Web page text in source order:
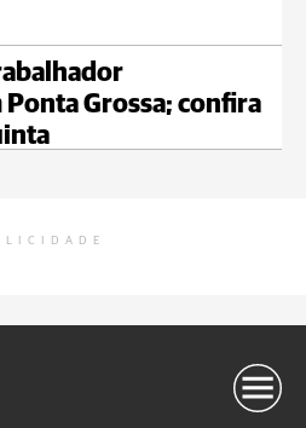
Grossa; confira